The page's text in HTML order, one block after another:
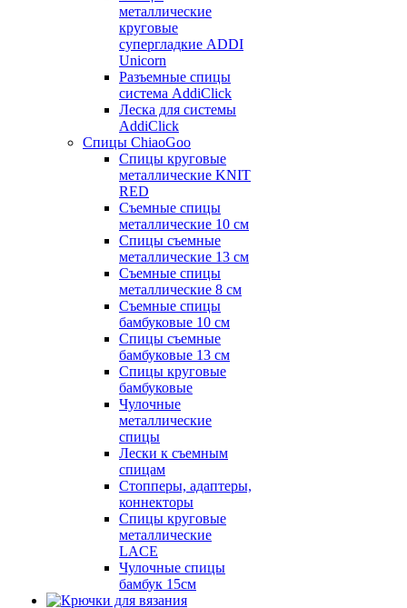
металлические
круговые
супергладкие ADDI
Unicorn
Разъемные спицы
система AddiClick
Леска для системы
AddiClick
Спицы ChiaoGoo
Спицы круговые
металлические KNIT
RED
Съемные спицы
металлические 10 см
Спицы съемные
металлические 13 см
Съемные спицы
металлические 8 см
Съемные спицы
бамбуковые 10 см
Спицы съемные
бамбуковые 13 см
Спицы круговые
бамбуковые
Чулочные
металлические
спицы
Лески к съемным
спицам
Стопперы, адаптеры,
коннекторы
Спицы круговые
металлические
LACE
Чулочные спицы
бамбук 15см